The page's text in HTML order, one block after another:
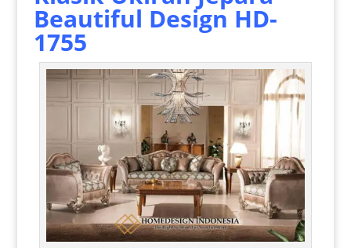
Beautiful Design HD-
1755